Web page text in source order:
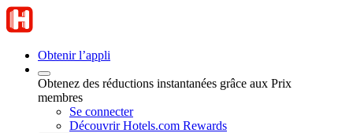
Obtenir l’appli
Obtenez des réductions instantanées grâce aux Prix
membres
Se connecter
Découvrir Hotels.com Rewards